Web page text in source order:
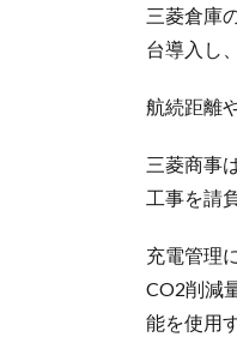
三菱倉庫
台導入し
航続距離
三菱商事
工事を請
充電管理
CO2削減
能を使用